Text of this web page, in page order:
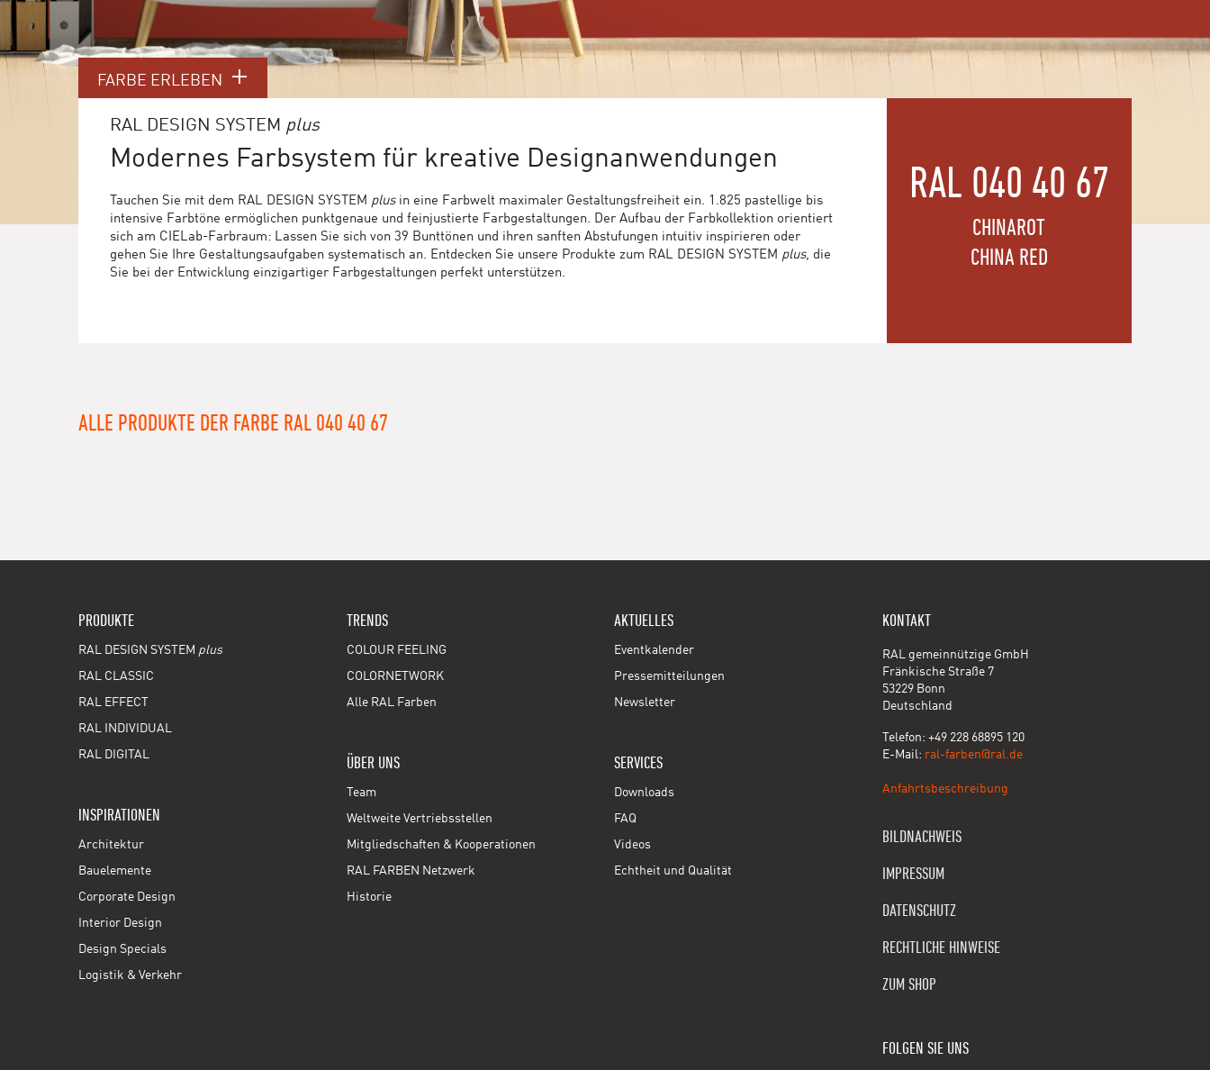
FARBE ERLEBEN
RAL DESIGN SYSTEM plus
Modernes Farbsystem für kreative Designanwendungen
Tauchen Sie mit dem RAL DESIGN SYSTEM plusin eine Farbwelt maximaler Gestaltungsfreiheit ein. 1.825 pastellige bis
intensive Farbtöne ermöglichen punktgenaue und feinjustierte Farbgestaltungen. Der Aufbau der Farbkollektion orientiert
sich am CIELab-Farbraum: Lassen Sie sich von 39 Bunttönen und ihren sanften Abstufungen intuitiv inspirieren oder
gehen Sie Ihre Gestaltungsaufgaben systematisch an. Entdecken Sie unsere Produkte zum RAL DESIGN SYSTEM plus, die
Sie bei der Entwicklung einzigartiger Farbgestaltungen perfekt unterstützen.
RAL 040 40 67
CHINAROT
CHINA RED
ALLE PRODUKTE DER FARBE RAL 040 40 67
PRODUKTE
RAL DESIGN SYSTEM plus
RAL CLASSIC
RAL EFFECT
RAL INDIVIDUAL
RAL DIGITAL
INSPIRATIONEN
Architektur
Bauelemente
Corporate Design
Interior Design
Design Specials
Logistik & Verkehr
TRENDS
COLOUR FEELING
COLORNETWORK
Alle RAL Farben
ÜBER UNS
Team
Weltweite Vertriebsstellen
Mitgliedschaften & Kooperationen
RAL FARBEN Netzwerk
Historie
AKTUELLES
Eventkalender
Pressemitteilungen
Newsletter
SERVICES
Downloads
FAQ
Videos
Echtheit und Qualität
KONTAKT
RAL gemeinnützige GmbH
Fränkische Straße 7
53229 Bonn
Deutschland
Telefon: +49 228 68895 120
E-Mail: ral-farben@ral.de
Anfahrtsbeschreibung
BILDNACHWEIS
IMPRESSUM
DATENSCHUTZ
RECHTLICHE HINWEISE
ZUM SHOP
FOLGEN SIE UNS